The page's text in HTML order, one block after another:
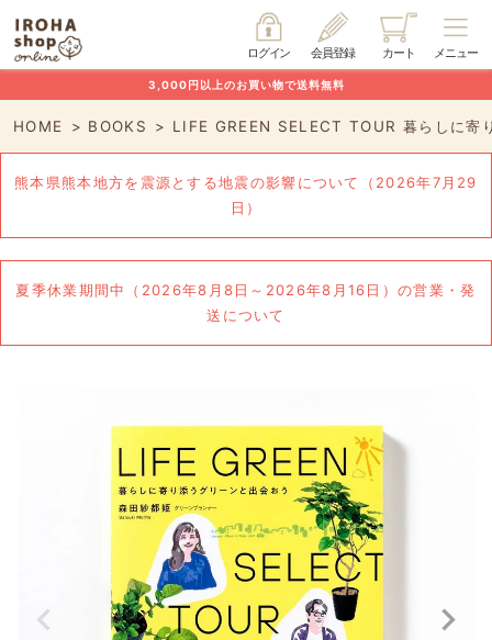
メニュー
カート
会員登録
ログイン
3,000円以上のお買い物で送料無料
HOME BOOKS LIFE GREEN SELECT TOUR 暮らしに寄
熊本県熊本地方を震源とする地震の影響について（2026年7月29
日）
夏季休業期間中（2026年8月8日～2026年8月16日）の営業・発
送について